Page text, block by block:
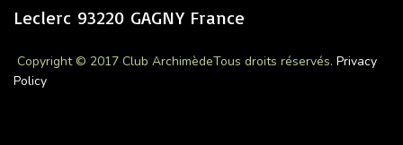
Leclerc 93220 GAGNY France
Copyright © 2017 Club ArchimèdeTous droits réservés. Privacy
Policy